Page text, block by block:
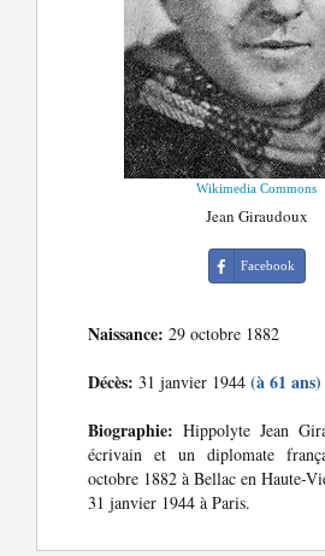
Wikimedia Commons
Jean Giraudoux
Facebook
Naissance: 29 octobre 1882
Décès: 31 janvier 1944(à 61 ans)
Biographie: Hippolyte Jean
écrivain et un diplomate
octobre 1882 à Bellac en Haute-
31 janvier 1944 à Paris.